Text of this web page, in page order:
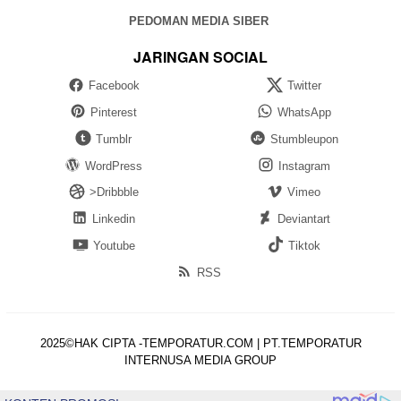
PEDOMAN MEDIA SIBER
JARINGAN SOCIAL
Facebook
Twitter
Pinterest
WhatsApp
Tumblr
Stumbleupon
WordPress
Instagram
>Dribbble
Vimeo
Linkedin
Deviantart
Youtube
Tiktok
RSS
2025©HAK CIPTA -TEMPORATUR.COM | PT.TEMPORATUR
INTERNUSA MEDIA GROUP